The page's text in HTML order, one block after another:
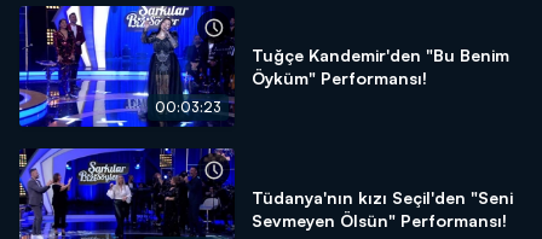
00:03:23
Tuğçe Kandemir'den "Bu Benim
Öyküm" Performansı!
Tüdanya'nın kızı Seçil'den "Seni
Sevmeyen Ölsün" Performansı!